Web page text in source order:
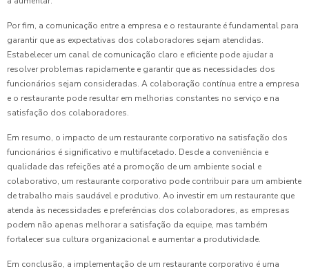
Por fim, a comunicação entre a empresa e o restaurante é fundamental para
garantir que as expectativas dos colaboradores sejam atendidas.
Estabelecer um canal de comunicação claro e eficiente pode ajudar a
resolver problemas rapidamente e garantir que as necessidades dos
funcionários sejam consideradas. A colaboração contínua entre a empresa
e o restaurante pode resultar em melhorias constantes no serviço e na
satisfação dos colaboradores.
Em resumo, o impacto de um restaurante corporativo na satisfação dos
funcionários é significativo e multifacetado. Desde a conveniência e
qualidade das refeições até a promoção de um ambiente social e
colaborativo, um restaurante corporativo pode contribuir para um ambiente
de trabalho mais saudável e produtivo. Ao investir em um restaurante que
atenda às necessidades e preferências dos colaboradores, as empresas
podem não apenas melhorar a satisfação da equipe, mas também
fortalecer sua cultura organizacional e aumentar a produtividade.
Em conclusão, a implementação de um restaurante corporativo é uma